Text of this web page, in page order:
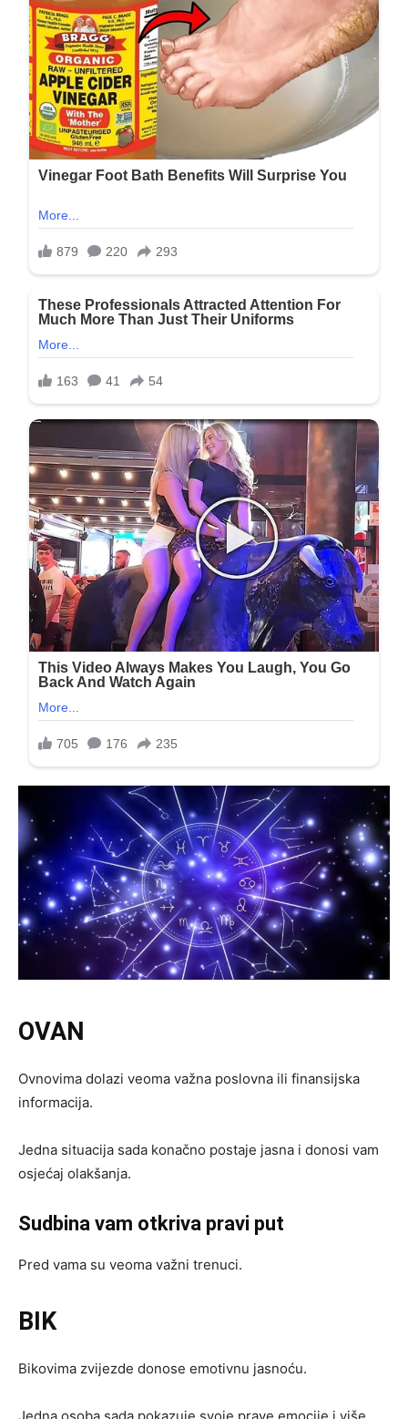
OVAN
Ovnovima dolazi veoma važna poslovna ili finansijska
informacija.
Jedna situacija sada konačno postaje jasna i donosi vam
osjećaj olakšanja.
Sudbina vam otkriva pravi put
Pred vama su veoma važni trenuci.
BIK
Bikovima zvijezde donose emotivnu jasnoću.